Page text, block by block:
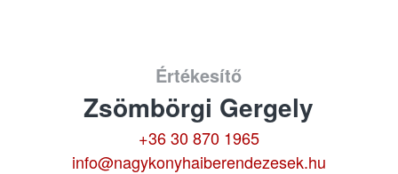
Értékesítő
Zsömbörgi Gergely
+36 30 870 1965
info@nagykonyhaiberendezesek.hu